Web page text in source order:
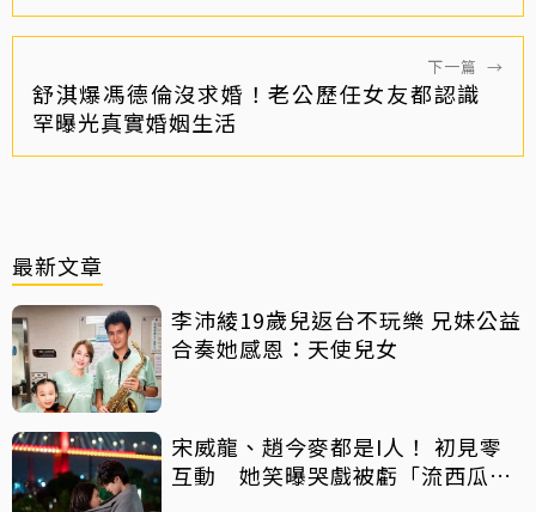
下一篇 →
舒淇爆馮德倫沒求婚！老公歷任女友都認識
罕曝光真實婚姻生活
最新文章
李沛綾19歲兒返台不玩樂 兄妹公益
合奏她感恩：天使兒女
宋威龍、趙今麥都是I人！ 初見零
互動 她笑曝哭戲被虧「流西瓜